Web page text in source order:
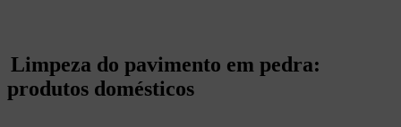
Limpeza do pavimento em pedra:
produtos domésticos